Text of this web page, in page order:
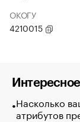
ОКОГУ
4210015
Насколько
атрибутов